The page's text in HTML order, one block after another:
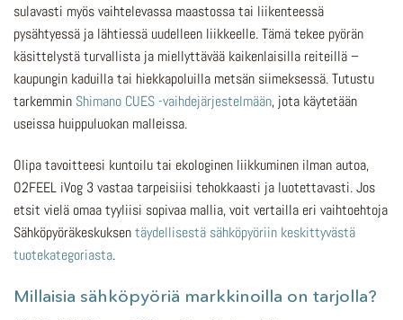
sulavasti myös vaihtelevassa maastossa tai liikenteessä
pysähtyessä ja lähtiessä uudelleen liikkeelle. Tämä tekee pyörän
käsittelystä turvallista ja miellyttävää kaikenlaisilla reiteillä –
kaupungin kaduilla tai hiekkapoluilla metsän siimeksessä. Tutustu
tarkemmin Shimano CUES -vaihdejärjestelmään, jota käytetään
useissa huippuluokan malleissa.
Olipa tavoitteesi kuntoilu tai ekologinen liikkuminen ilman autoa,
O2FEEL iVog 3 vastaa tarpeisiisi tehokkaasti ja luotettavasti. Jos
etsit vielä omaa tyyliisi sopivaa mallia, voit vertailla eri vaihtoehtoja
Sähköpyöräkeskuksentäydellisestä sähköpyöriin keskittyvästä
tuotekategoriasta.
Millaisia sähköpyöriä markkinoilla on tarjolla?